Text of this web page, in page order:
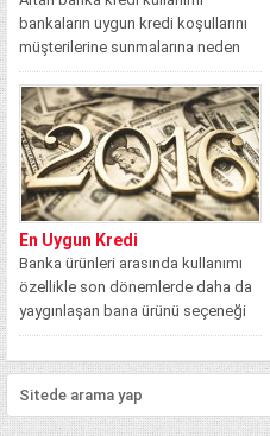
bankaların uygun kredi koşullarını
müşterilerine sunmalarına neden
olmuştur. Durum böyle olunca...
En Uygun Kredi
Banka ürünleri arasında kullanımı
özellikle son dönemlerde daha da
yaygınlaşan bana ürünü seçeneği
bankalar tarafından...